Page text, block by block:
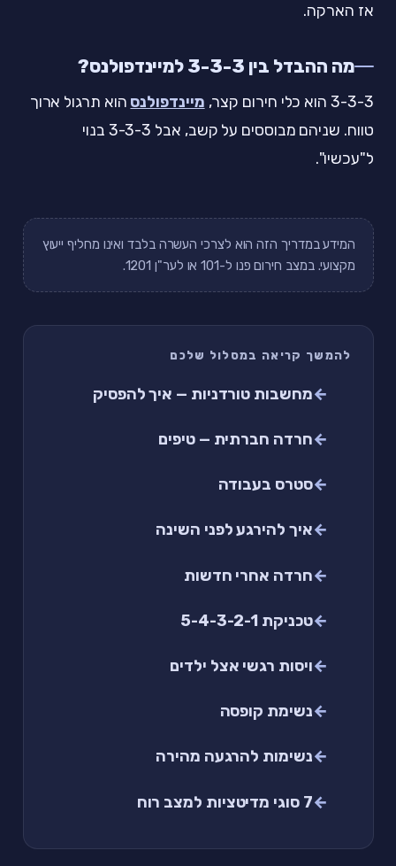
אז הארקה.
מה ההבדל בין 3-3-3 למיינדפולנס?
3-3-3 הוא כלי חירום קצר, מיינדפולנס הוא תרגול ארוך
טווח. שניהם מבוססים על קשב, אבל 3-3-3 בנוי
ל"עכשיו".
המידע במדריך הזה הוא לצרכי העשרה בלבד ואינו מחליף ייעוץ
מקצועי. במצב חירום פנו ל-101 או לער"ן 1201.
להמשך קריאה במסלול שלכם
מחשבות טורדניות — איך להפסיק
חרדה חברתית — טיפים
סטרס בעבודה
איך להירגע לפני השינה
חרדה אחרי חדשות
טכניקת 5-4-3-2-1
ויסות רגשי אצל ילדים
נשימת קופסה
נשימות להרגעה מהירה
7 סוגי מדיטציות למצב רוח